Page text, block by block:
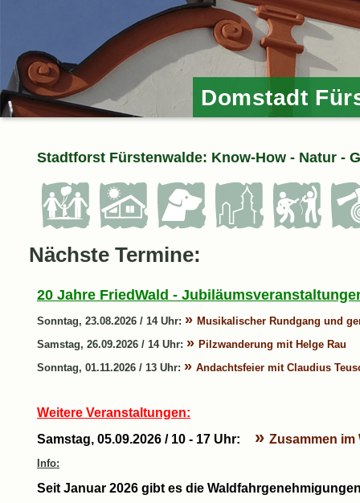
Domstadt
Stadtforst Fürstenwalde: Know-How - Natur -
Nächste Termine:
20 Jahre FriedWald -
Sonntag, 23.08.2026 / 14 Uhr:
Musikalischer Rundgang und
Samstag, 26.09.2026 / 14 Uhr:
Pilzwanderung mit Helge Rau
Sonntag, 01.11.2026 / 13 Uhr:
Andachtsfeier mit Claudius
Weitere Veranstaltungen:
Samstag, 05.09.2026 / 10 - 17 Uhr:
Zusammen im
Info:
Seit Januar 2026 gibt es die